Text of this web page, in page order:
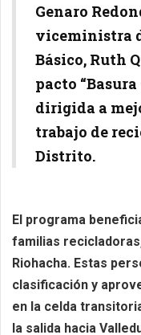
Genaro
viceministra
Básico, Ruth
pacto
dirigida a
trabajo de
Distrito.
El programa
familias
Riohacha. Estas
clasificación y
en la celda
la salida hacia